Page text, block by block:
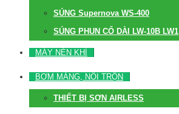
SÚNG Supernova WS-400
SÚNG PHUN CỔ DÀI LW-10B LW1
MÁY NÉN KHÍ
BƠM MÀNG, NỒI TRỘN
THIẾT BỊ SƠN AIRLESS